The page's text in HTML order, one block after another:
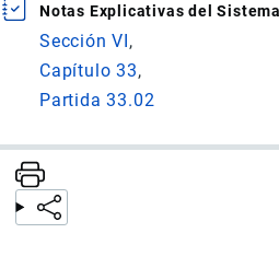
Notas Explicativas del
Sección VI
Capítulo 33
Partida 33.02